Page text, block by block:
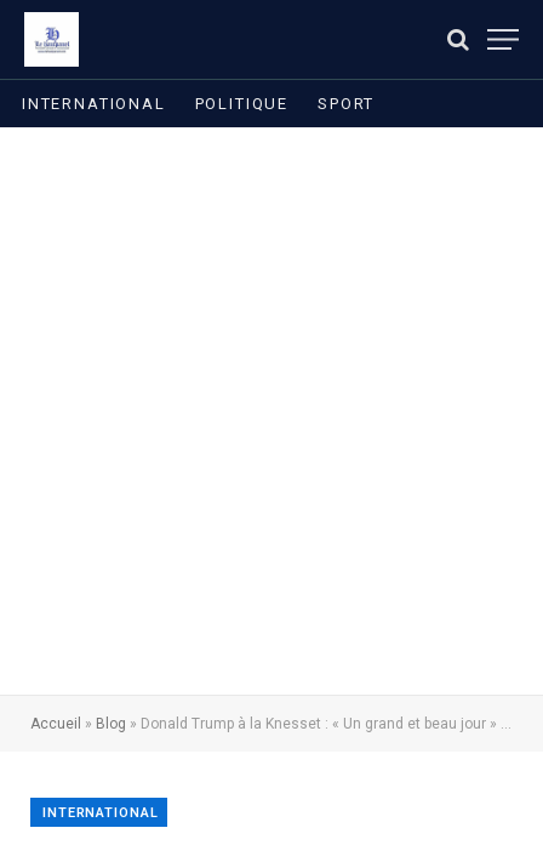
INTERNATIONAL POLITIQUE SPORT
Accueil » Blog » Donald Trump à la Knesset : « Un grand et beau jour » pour Israël et les États-Unis
INTERNATIONAL